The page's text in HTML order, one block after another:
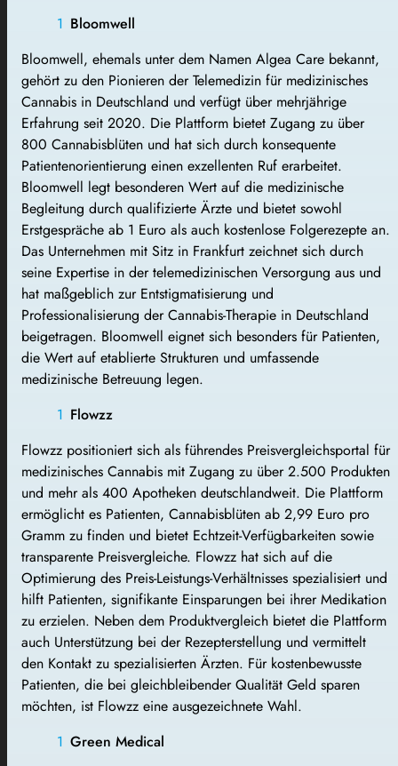
Bloomwell
Bloomwell, ehemals unter dem Namen Algea Care bekannt,
gehört zu den Pionieren der Telemedizin für medizinisches
Cannabis in Deutschland und verfügt über mehrjährige
Erfahrung seit 2020. Die Plattform bietet Zugang zu über
800 Cannabisblüten und hat sich durch konsequente
Patientenorientierung einen exzellenten Ruf erarbeitet.
Bloomwell legt besonderen Wert auf die medizinische
Begleitung durch qualifizierte Ärzte und bietet sowohl
Erstgespräche ab 1 Euro als auch kostenlose Folgerezepte an.
Das Unternehmen mit Sitz in Frankfurt zeichnet sich durch
seine Expertise in der telemedizinischen Versorgung aus und
hat maßgeblich zur Entstigmatisierung und
Professionalisierung der Cannabis-Therapie in Deutschland
beigetragen. Bloomwell eignet sich besonders für Patienten,
die Wert auf etablierte Strukturen und umfassende
medizinische Betreuung legen.
Flowzz
Flowzz positioniert sich als führendes Preisvergleichsportal für
medizinisches Cannabis mit Zugang zu über 2.500 Produkten
und mehr als 400 Apotheken deutschlandweit. Die Plattform
ermöglicht es Patienten, Cannabisblüten ab 2,99 Euro pro
Gramm zu finden und bietet Echtzeit-Verfügbarkeiten sowie
transparente Preisvergleiche. Flowzz hat sich auf die
Optimierung des Preis-Leistungs-Verhältnisses spezialisiert und
hilft Patienten, signifikante Einsparungen bei ihrer Medikation
zu erzielen. Neben dem Produktvergleich bietet die Plattform
auch Unterstützung bei der Rezepterstellung und vermittelt
den Kontakt zu spezialisierten Ärzten. Für kostenbewusste
Patienten, die bei gleichbleibender Qualität Geld sparen
möchten, ist Flowzz eine ausgezeichnete Wahl.
Green Medical